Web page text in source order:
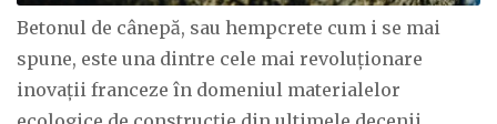
Betonul de cânepă, sau hempcrete cum i se mai
spune, este una dintre cele mai revoluționare
inovații franceze în domeniul materialelor